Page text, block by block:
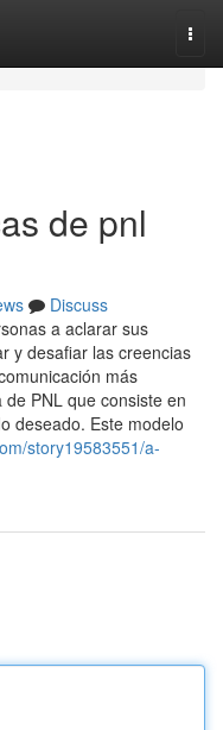
de pnl
Discuss
a aclarar sus
y desafiar las creencias
más
PNL que consiste en
deseado. Este modelo
story19583551/a-